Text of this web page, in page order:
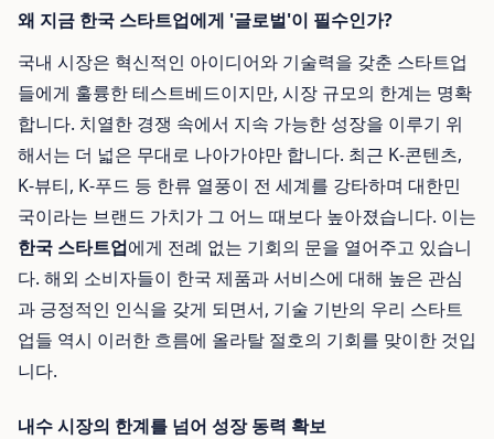
왜 지금 한국 스타트업에게 '글로벌'이 필수인가?
국내 시장은 혁신적인 아이디어와 기술력을 갖춘 스타트업
들에게 훌륭한 테스트베드이지만, 시장 규모의 한계는 명확
합니다. 치열한 경쟁 속에서 지속 가능한 성장을 이루기 위
해서는 더 넓은 무대로 나아가야만 합니다. 최근 K-콘텐츠,
K-뷰티, K-푸드 등 한류 열풍이 전 세계를 강타하며 대한민
국이라는 브랜드 가치가 그 어느 때보다 높아졌습니다. 이는
한국 스타트업에게 전례 없는 기회의 문을 열어주고 있습니
다. 해외 소비자들이 한국 제품과 서비스에 대해 높은 관심
과 긍정적인 인식을 갖게 되면서, 기술 기반의 우리 스타트
업들 역시 이러한 흐름에 올라탈 절호의 기회를 맞이한 것입
니다.
내수 시장의 한계를 넘어 성장 동력 확보